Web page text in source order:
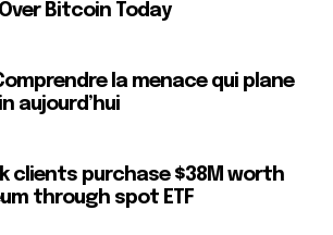
Bitcoin Today
la menace qui plane
aujourd’hui
clients purchase $38M worth
through spot ETF